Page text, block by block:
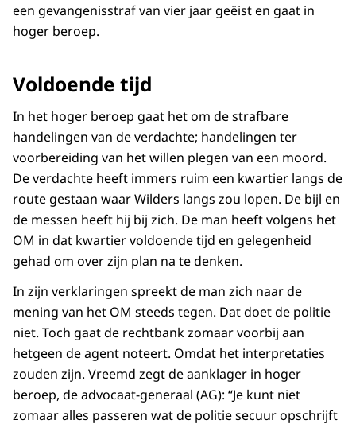
een gevangenisstraf van vier jaar geëist en gaat in
hoger beroep.
Voldoende tijd
In het hoger beroep gaat het om de strafbare
handelingen van de verdachte; handelingen ter
voorbereiding van het willen plegen van een moord.
De verdachte heeft immers ruim een kwartier langs de
route gestaan waar Wilders langs zou lopen. De bijl en
de messen heeft hij bij zich. De man heeft volgens het
OM in dat kwartier voldoende tijd en gelegenheid
gehad om over zijn plan na te denken.
In zijn verklaringen spreekt de man zich naar de
mening van het OM steeds tegen. Dat doet de politie
niet. Toch gaat de rechtbank zomaar voorbij aan
hetgeen de agent noteert. Omdat het interpretaties
zouden zijn. Vreemd zegt de aanklager in hoger
beroep, de advocaat-generaal (AG): “Je kunt niet
zomaar alles passeren wat de politie secuur opschrijft